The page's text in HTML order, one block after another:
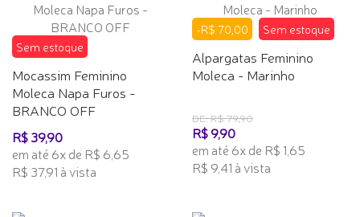
Sem estoque
Mocassim Feminino
Moleca Napa Furos -
BRANCO OFF
R$ 39,90
em até 6x de R$ 6,65
R$ 37,91 à vista
-R$ 70,00 Sem estoque
Alpargatas Feminino
Moleca - Marinho
DE: R$ 79,90
R$ 9,90
em até 6x de R$ 1,65
R$ 9,41 à vista